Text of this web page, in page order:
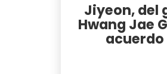
Jiyeon, del
Hwang Jae